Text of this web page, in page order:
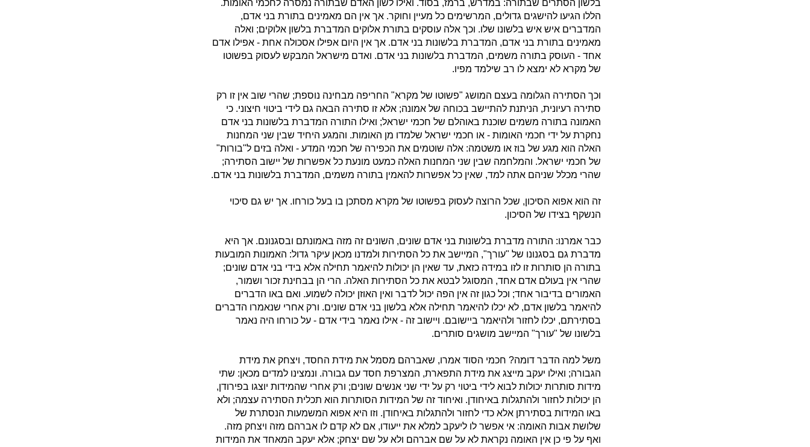
בלשון הסתרים שבתורה: במדרש, ברמז, בסוד. ואילו לשון האדם שבתורה נמסרה לחכמי האומות.
הללו הגיעו להישגים גדולים, המרשימים כל מעיין וחוקר. אך אין הם מאמינים בתורת בני אדם,
המדברים איש איש בלשונו שלו. וכך אלה עוסקים בתורת אלוקים המדברת בלשון אלוקים; ואלה
מאמינים בתורת בני אדם, המדברת בלשונות בני אדם. אך אין היום אפילו אסכולה אחת - אפילו אדם
אחד - העוסק בתורה משמים, המדברת בלשונות בני אדם. ואדם מישראל המבקש לעסוק בפשוטו
של מקרא לא ימצא לו רב שילמד מפיו.
וכך הסתירה הגלומה בעצם המושג "פשוטו של מקרא" החריפה מבחינה נוספת; שהרי שוב אין זו רק
סתירה רעיונית, הניתנת להתיישב בכוחה של אמונה; אלא זו סתירה הבאה גם לידי ביטוי חיצוני. כי
האמונה בתורה משמים שוכנת באוהלם של חכמי ישראל; ואילו התורה המדברת בלשונות בני אדם
נחקרת על ידי חכמי האומות - או חכמי ישראל שלמדו מן האומות. והמגע היחיד שבין שני המחנות
האלה הוא מגע של בוז או משטמה: אלה שוטמים את הכפירה של חכמי המדע - ואלה בזים ל"בורות"
של חכמי ישראל. והמלחמה שבין שני המחנות האלה כמעט מונעת כל אפשרות של יישוב הסתירה;
שהרי מכלל שניהם אתה למד, שאין כל אפשרות להאמין בתורה משמים, המדברת בלשונות בני אדם.
זה הוא אפוא הסיכון, שכל הרוצה לעסוק בפשוטו של מקרא מסתכן בו בעל כורחו. אך יש גם סיכוי
הנשקף בצידו של הסיכון.
כבר אמרנו: התורה מדברת בלשונות בני אדם שונים, השונים זה מזה באמונתם ובסגנונם. אך היא
מדברת גם בסגנונו של "עורך", המיישב את כל הסתירות ולמדנו מכאן עיקר גדול: האמונות המובעות
בתורה הן סותרות זו לזו במידה כזאת, עד שאין הן יכולות להיאמר תחילה אלא בידי בני אדם שונים;
שהרי אין בעולם אדם אחד, המסוגל לבטא את כל הסתירות האלה. הרי הן בבחינת זכור ושמור,
האמורים בדיבור אחד; וכל כגון זה אין הפה יכול לדבר ואין האוזן יכולה לשמוע. ואם באו הדברים
להיאמר בלשון אדם, לא יכלו להיאמר תחילה אלא בלשון בני אדם שונים. ורק אחרי שנאמרו הדברים
בסתירתם, יכלו לחזור ולהיאמר ביישובם. ויישוב זה - אילו נאמר בידי אדם - על כורחו היה נאמר
בלשונו של "עורך" המיישב מושגים סותרים.
משל למה הדבר דומה? חכמי הסוד אמרו, שאברהם מסמל את מידת החסד, ויצחק את מידת
הגבורה; ואילו יעקב מייצג את מידת התפארת, המצרפת חסד עם גבורה. ונמצינו למדים מכאן: שתי
מידות סותרות יכולות לבוא לידי ביטוי רק על ידי שני אנשים שונים; ורק אחרי שהמידות יוצגו בפירודן,
הן יכולות לחזור ולהתגלות באיחודן. ואיחוד זה של המידות הסותרות הוא תכלית הסתירה עצמה; ולא
באו המידות בסתירתן אלא כדי לחזור ולהתגלות באיחודן. וזו היא אפוא המשמעות הנסתרת של
שלושת אבות האומה: אי אפשר לו ליעקב למלא את ייעודו, אם לא קדם לו אברהם מזה ויצחק מזה.
ואף על פי כן אין האומה נקראת לא על שם אברהם ולא על שם יצחק; אלא יעקב המאחד את המידות